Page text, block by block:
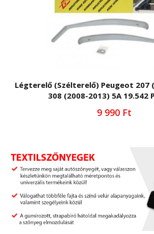
Légterelő (Szélterelő) Peugeot 207
308 (2008-2013) 5A 19.542
9 990 Ft